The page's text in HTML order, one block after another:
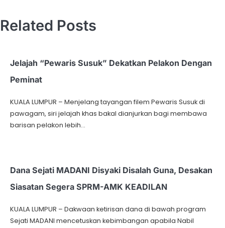
Related Posts
Jelajah “Pewaris Susuk” Dekatkan Pelakon Dengan
Peminat
KUALA LUMPUR – Menjelang tayangan filem Pewaris Susuk di
pawagam, siri jelajah khas bakal dianjurkan bagi membawa
barisan pelakon lebih…
Dana Sejati MADANI Disyaki Disalah Guna, Desakan
Siasatan Segera SPRM-AMK KEADILAN
KUALA LUMPUR – Dakwaan ketirisan dana di bawah program
Sejati MADANI mencetuskan kebimbangan apabila Nabil